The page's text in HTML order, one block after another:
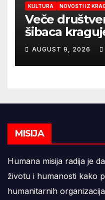
KULTURA NOVOSTI IZ
Veče
šibaca
AUGUST 9, 2026
MISIJA
Humana misija radija je
životu i humanosti kako
humanitarnih